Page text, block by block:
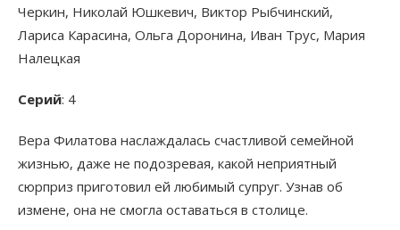
Черкин, Николай Юшкевич, Виктор Рыбчинский,
Лариса Карасина, Ольга Доронина, Иван Трус, Мария
Налецкая
Серий: 4
Вера Филатова наслаждалась счастливой семейной
жизнью, даже не подозревая, какой неприятный
сюрприз приготовил ей любимый супруг. Узнав об
измене, она не смогла оставаться в столице.